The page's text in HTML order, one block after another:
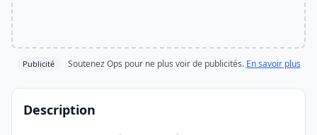
Publicité Soutenez Ops pour ne plus voir de publicités. En savoir plus
Description